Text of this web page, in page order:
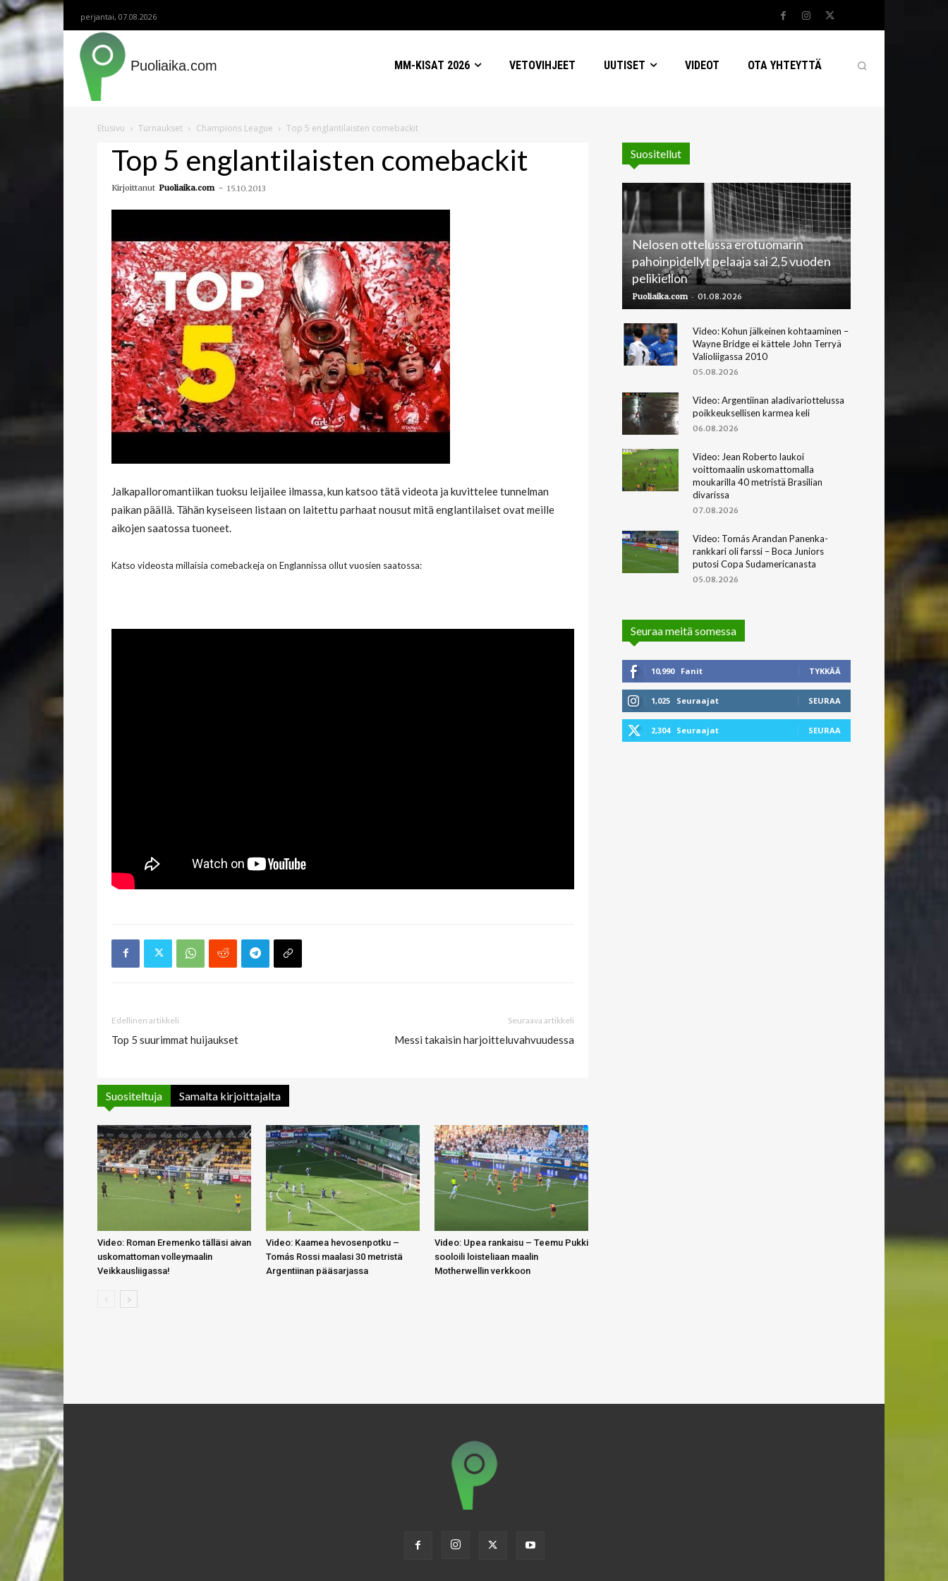
perjantai, 07.08.2026
Puoliaika.com MM-KISAT 2026 VETOVIHJEET UUTISET VIDEOT OTA YHTEYTTÄ
Etusivu Turnaukset Champions League Top 5 englantilaisten comebackit
Top 5 englantilaisten comebackit
Kirjoittanut Puoliaika.com - 15.10.2013
Jalkapalloromantiikan tuoksu leijailee ilmassa, kun katsoo tätä videota ja kuvittelee tunnelman
paikan päällä. Tähän kyseiseen listaan on laitettu parhaat nousut mitä englantilaiset ovat meille
aikojen saatossa tuoneet.
Katso videosta millaisia comebackeja on Englannissa ollut vuosien saatossa:
Edellinen artikkeli
Top 5 suurimmat huijaukset
Seuraava artikkeli
Messi takaisin harjoitteluvahvuudessa
Suositeltuja Samalta kirjoittajalta
Video: Roman Eremenko tälläsi aivan
uskomattoman volleymaalin
Veikkausliigassa!
Video: Kaamea hevosenpotku –
Tomás Rossi maalasi 30 metristä
Argentiinan pääsarjassa
Video: Upea rankaisu – Teemu Pukki
sooloili loisteliaan maalin
Motherwellin verkkoon
Suositellut
Nelosen ottelussa erotuomarin
pahoinpidellyt pelaaja sai 2,5 vuoden
pelikiellon
Puoliaika.com - 01.08.2026
Video: Kohun jälkeinen kohtaaminen –
Wayne Bridge ei kättele John Terryä
Valioliigassa 2010
05.08.2026
Video: Argentiinan aladivariottelussa
poikkeuksellisen karmea keli
06.08.2026
Video: Jean Roberto laukoi
voittomaalin uskomattomalla
moukarilla 40 metristä Brasilian
divarissa
07.08.2026
Video: Tomás Arandan Panenka-
rankkari oli farssi – Boca Juniors
putosi Copa Sudamericanasta
05.08.2026
Seuraa meitä somessa
10,990 Fanit TYKKÄÄ
1,025 Seuraajat SEURAA
2,304 Seuraajat SEURAA